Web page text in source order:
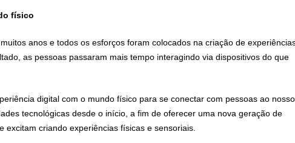
físico
anos e todos os esforços foram colocados na criação de
as pessoas passaram mais tempo interagindo via dispositivos do que
digital com o mundo físico para se conectar com pessoas ao nosso
tecnológicas desde o início, a fim de oferecer uma nova geração de
criando experiências físicas e sensoriais.